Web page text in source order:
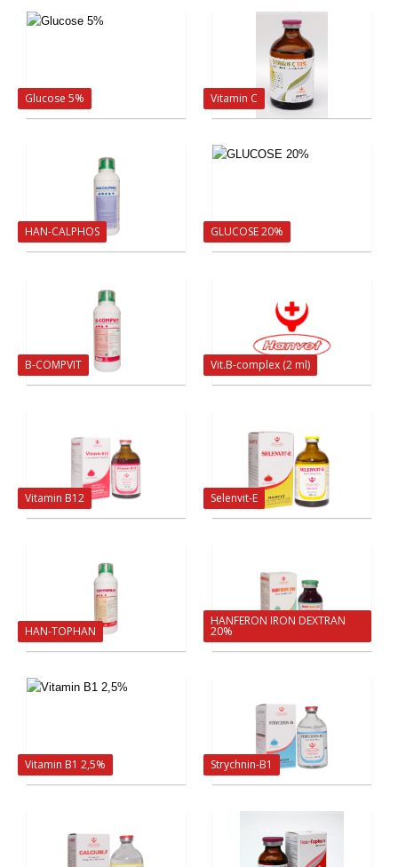
Glucose 5% Vitamin C
HAN-CALPHOS GLUCOSE 20%
B-COMPVIT Vit.B-complex (2 ml)
Vitamin B12 Selenvit-E
HAN-TOPHAN
HANFERON IRON DEXTRAN
20%
Vitamin B1 2,5% Strychnin-B1